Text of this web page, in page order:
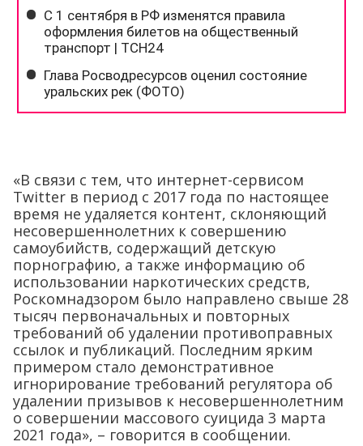
«В связи с тем, что интернет-сервисом
Twitter в период с 2017 года по настоящее
время не удаляется контент, склоняющий
несовершеннолетних к совершению
самоубийств, содержащий детскую
порнографию, а также информацию об
использовании наркотических средств,
Роскомнадзором было направлено свыше 28
тысяч первоначальных и повторных
требований об удалении противоправных
ссылок и публикаций. Последним ярким
примером стало демонстративное
игнорирование требований регулятора об
удалении призывов к несовершеннолетним
о совершении массового суицида 3 марта
2021 года», – говорится в сообщении.